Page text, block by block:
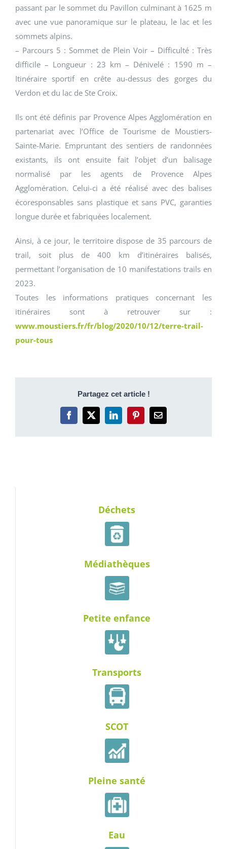
passant par le sommet du Pavillon culminant à 1625 m
avec une vue panoramique sur le plateau, le lac et les
sommets alpins.
– Parcours 5 : Sommet de Plein Voir – Difficulté : Très
difficile – Longueur : 23 km – Dénivelé : 1590 m –
Itinéraire sportif en crête au-dessus des gorges du
Verdon et du lac de Ste Croix.
Ils ont été définis par Provence Alpes Agglomération en
partenariat avec l’Office de Tourisme de Moustiers-
Sainte-Marie. Empruntant des sentiers de randonnées
existants, ils ont ensuite fait l’objet d’un balisage
normalisé par les agents de Provence Alpes
Agglomération. Celui-ci a été réalisé avec des balises
écoresponsables sans plastique et sans PVC, garanties
longue durée et fabriquées localement.
Ainsi, à ce jour, le territoire dispose de 35 parcours de
trail, soit plus de 400 km d’itinéraires balisés,
permettant l’organisation de 10 manifestations trails en
2023.
Toutes les informations pratiques concernant les
itinéraires sont à retrouver sur :
www.moustiers.fr/fr/blog/2020/10/12/terre-trail-
pour-tous
Partagez cet article !
Facebook
X LinkedInPinterestEmail
Déchets
Médiathèques
Petite enfance
Transports
SCOT
Pleine santé
Eau